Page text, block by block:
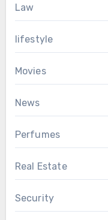
Law
lifestyle
Movies
News
Perfumes
Real Estate
Security